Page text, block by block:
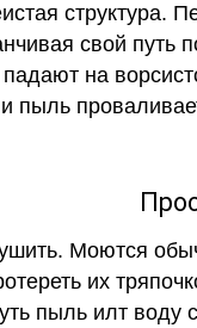
структура.
свой
на
пыль
Моются
их
пыль илт воду